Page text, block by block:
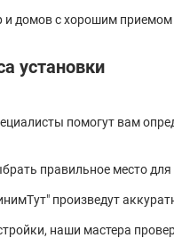
домов с хорошим
установки
помогут вам
правильное место
произведут
наши мастера